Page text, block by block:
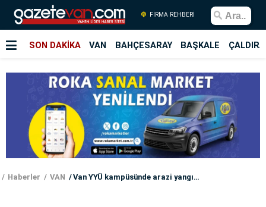
FİRMA REHBERİ
SON DAKİKA VAN BAHÇESARAY BAŞKALE
Haberler VAN Van YYÜ kampüsünde arazi yangını